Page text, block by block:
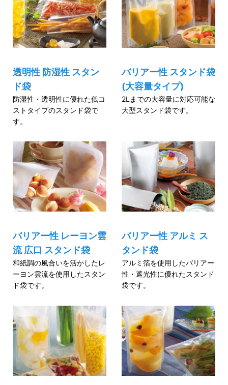
透明性 防湿性 スタン
ド袋
防湿性・透明性に優れた低コ
ストタイプのスタンド袋で
す。
バリアー性 スタンド袋
(大容量タイプ)
2Lまでの大容量に対応可能な
大型スタンド袋です。
バリアー性 レーヨン雲
流 広口 スタンド袋
和紙調の風合いを活かしたレ
ーヨン雲流を使用したスタン
ド袋です。
バリアー性 アルミ ス
タンド袋
アルミ箔を使用したバリアー
性・遮光性に優れたスタンド
袋です。